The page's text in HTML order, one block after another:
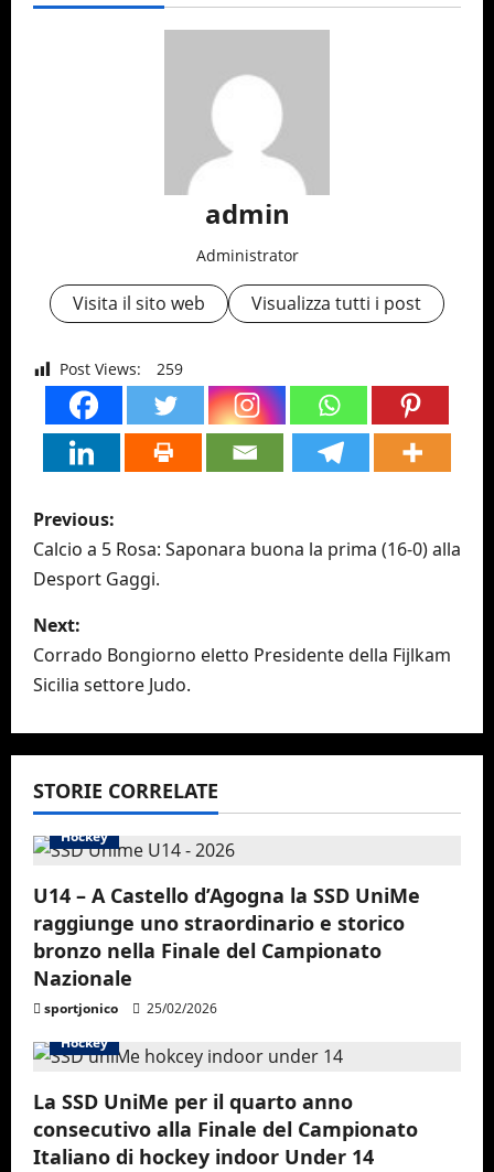
admin
Administrator
Visita il sito web Visualizza tutti i post
Post Views: 259
P
o
t
n
a
v
i
g
a
t
i
o
n
Previous:
Calcio a 5 Rosa: Saponara buona la prima (16-0) alla
Desport Gaggi.
Next:
Corrado Bongiorno eletto Presidente della Fijlkam
Sicilia settore Judo.
STORIE CORRELATE
Hockey
U14 – A Castello d’Agogna la SSD UniMe
raggiunge uno straordinario e storico
bronzo nella Finale del Campionato
Nazionale
sportjonico
25/02/2026
Hockey
La SSD UniMe per il quarto anno
consecutivo alla Finale del Campionato
Italiano di hockey indoor Under 14